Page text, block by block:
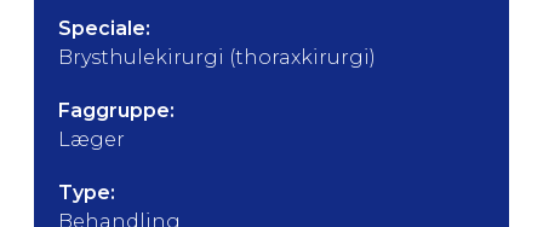
Speciale:
Brysthulekirurgi (thoraxkirurgi)
Faggruppe:
Læger
Type:
Behandling